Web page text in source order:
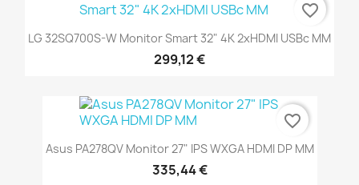
LG 32SQ700S-W Monitor Smart 32" 4K 2xHDMI USBc MM
299,12 €
favorite_border
Asus PA278QV Monitor 27" IPS WXGA HDMI DP MM
335,44 €
favorite_border